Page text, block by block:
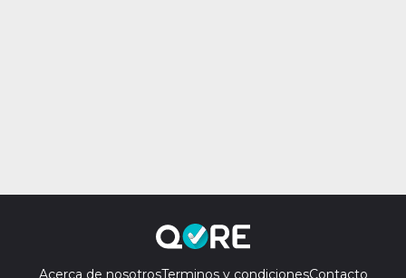
Acerca de nosotrosTerminos y condicionesContacto